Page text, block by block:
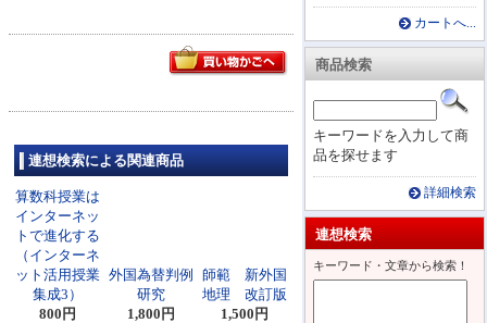
カートへ...
商品検索
キーワードを入力して商
品を探せます
詳細検索
連想検索
キーワード・文章から検索！
連想検索による関連商品
算数科授業は
インターネッ
トで進化する
（インターネ
ット活用授業
集成3）
800円
外国為替判例
研究
1,800円
師範 新外国
地理 改訂版
1,500円